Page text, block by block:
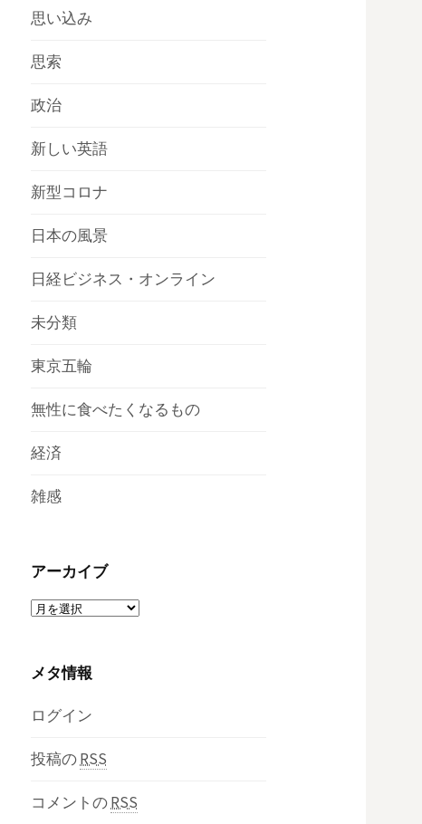
思い込み
思索
政治
新しい英語
新型コロナ
日本の風景
日経ビジネス・オンライン
未分類
東京五輪
無性に食べたくなるもの
経済
雑感
アーカイブ
ア
イ
メタ情報
ログイン
投稿のRSS
コメントのRSS